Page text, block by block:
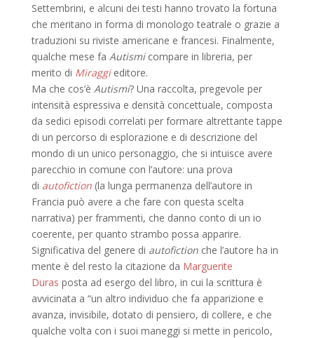
Settembrini, e alcuni dei testi hanno trovato la fortuna
che meritano in forma di monologo teatrale o grazie a
traduzioni su riviste americane e francesi. Finalmente,
qualche mese fa Autismi compare in libreria, per
merito di Miraggi editore.
Ma che cos’è Autismi? Una raccolta, pregevole per
intensità espressiva e densità concettuale, composta
da sedici episodi correlati per formare altrettante tappe
di un percorso di esplorazione e di descrizione del
mondo di un unico personaggio, che si intuisce avere
parecchio in comune con l’autore: una prova
di autofiction (la lunga permanenza dell’autore in
Francia può avere a che fare con questa scelta
narrativa) per frammenti, che danno conto di un io
coerente, per quanto strambo possa apparire.
Significativa del genere di autofiction che l’autore ha in
mente è del resto la citazione da Marguerite
Duras posta ad esergo del libro, in cui la scrittura è
avvicinata a “un altro individuo che fa apparizione e
avanza, invisibile, dotato di pensiero, di collere, e che
qualche volta con i suoi maneggi si mette in pericolo,